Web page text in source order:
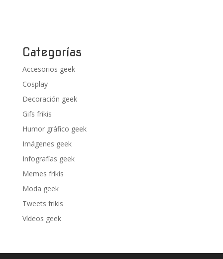
Categorías
Accesorios geek
Cosplay
Decoración geek
Gifs frikis
Humor gráfico geek
Imágenes geek
Infografías geek
Memes frikis
Moda geek
Tweets frikis
Vídeos geek